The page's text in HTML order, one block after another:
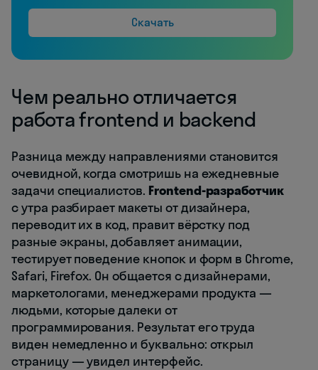
Скачать
Чем реально отличается
работа frontend и backend
Разница между направлениями становится
очевидной, когда смотришь на ежедневные
задачи специалистов. Frontend-разработчик
с утра разбирает макеты от дизайнера,
переводит их в код, правит вёрстку под
разные экраны, добавляет анимации,
тестирует поведение кнопок и форм в Chrome,
Safari, Firefox. Он общается с дизайнерами,
маркетологами, менеджерами продукта —
людьми, которые далеки от
программирования. Результат его труда
виден немедленно и буквально: открыл
страницу — увидел интерфейс.